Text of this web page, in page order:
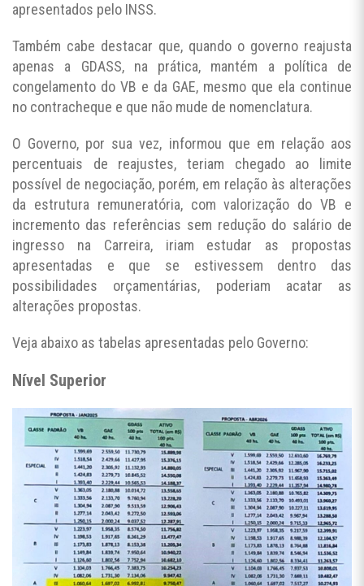
apresentados pelo INSS.
Também cabe destacar que, quando o governo reajusta
apenas a GDASS, na prática, mantém a política de
congelamento do VB e da GAE, mesmo que ela continue
no contracheque e que não mude de nomenclatura.
O Governo, por sua vez, informou que em relação aos
percentuais de reajustes, teriam chegado ao limite
possível de negociação, porém, em relação às alterações
da estrutura remuneratória, com valorização do VB e
incremento das referências sem redução do salário de
ingresso na Carreira, iriam estudar as propostas
apresentadas e que se estivessem dentro das
possibilidades orçamentárias, poderiam acatar as
alterações propostas.
Veja abaixo as tabelas apresentadas pelo Governo:
Nível Superior